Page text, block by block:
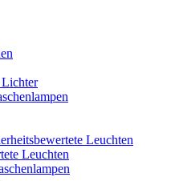
Leuchten
Leuchten